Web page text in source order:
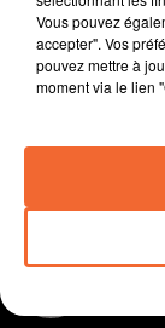
En Basket,
Caloux, la
grave blessure
dernière
présentatrice
Vous pouvez
accepter". Vos
pouvez mettre à
moment via le lien